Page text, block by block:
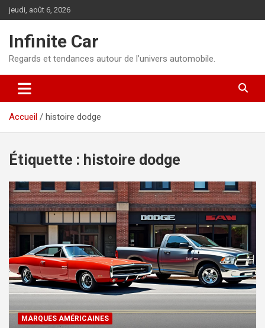
Aller
au
jeudi, août 6, 2026
Infinite Car
Regards et tendances autour de l’univers automobile.
Accueil histoire dodge
Étiquette : histoire dodge
MARQUES AMÉRICAINES